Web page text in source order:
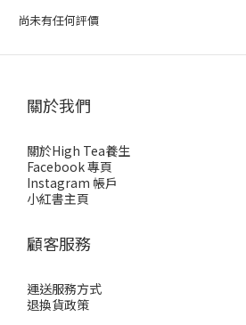
尚未有任何評價
關於我們
關於High Tea養生
Facebook 專頁
Instagram 帳戶
小紅書主頁
顧客服務
運送服務方式
退換貨政策